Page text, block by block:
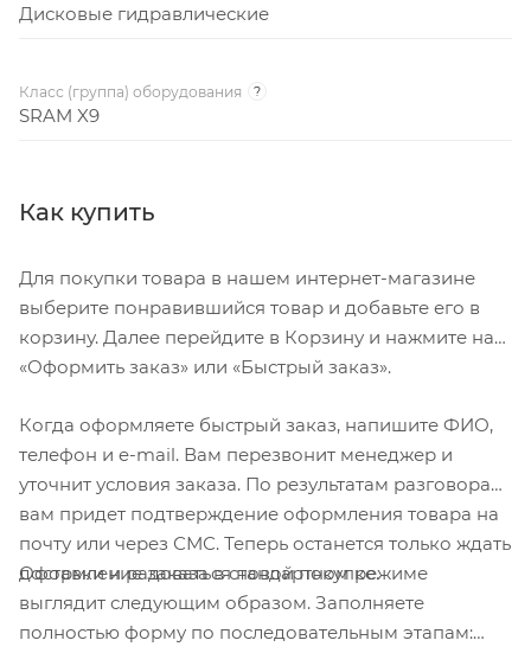
Дисковые гидравлические
Класс (группа) оборудования ?
SRAM X9
Как купить
Для покупки товара в нашем интернет-магазине
выберите понравившийся товар и добавьте его в
корзину. Далее перейдите в Корзину и нажмите на
«Оформить заказ» или «Быстрый заказ».
Когда оформляете быстрый заказ, напишите ФИО,
телефон и e-mail. Вам перезвонит менеджер и
уточнит условия заказа. По результатам разговора
вам придет подтверждение оформления товара на
почту или через СМС. Теперь останется только ждать
доставки и радоваться новой покупке.
Оформление заказа в стандартном режиме
выглядит следующим образом. Заполняете
полностью форму по последовательным этапам: